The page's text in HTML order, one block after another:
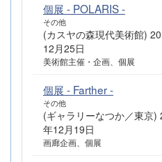
個展 - POLARIS -
その他
(カスヤの森現代美術館)
12月25日
美術館主催・企画、個展
個展 - Farther -
その他
(ギャラリーなつか／東京
年12月19日
画廊企画、個展